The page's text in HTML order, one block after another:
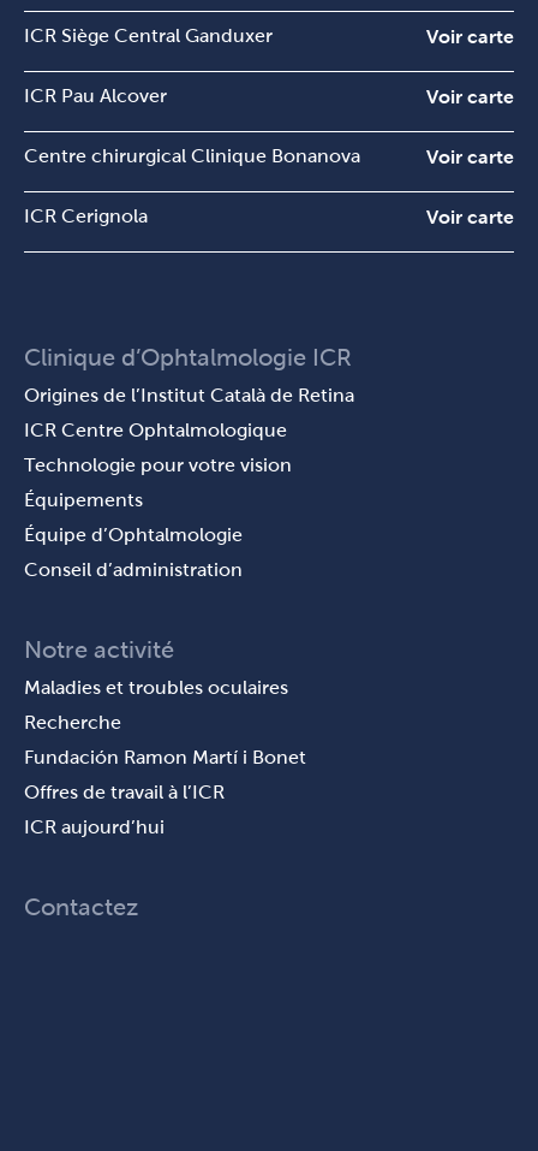
ICR Siège Central Ganduxer Voir carte
ICR Pau Alcover Voir carte
Centre chirurgical Clinique Bonanova Voir carte
ICR Cerignola Voir carte
Clinique d’Ophtalmologie ICR
Origines de l’Institut Català de Retina
ICR Centre Ophtalmologique
Technologie pour votre vision
Équipements
Équipe d’Ophtalmologie
Conseil d’administration
Notre activité
Maladies et troubles oculaires
Recherche
Fundación Ramon Martí i Bonet
Offres de travail à l’ICR
ICR aujourd’hui
Contactez